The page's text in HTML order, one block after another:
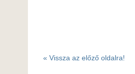
« Vissza az előző oldalra!